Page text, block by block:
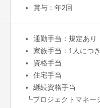
賞与：年2回
通勤手当：規定あり
家族手当：1人につ
資格手当
住宅手当
継続資格手当
┗プロジェクトマネー